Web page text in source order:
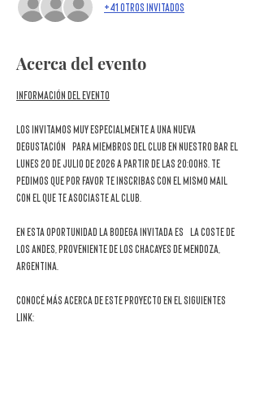
+41 otros invitados
Acerca del evento
Información del evento
Los invitamos muy especialmente a una nueva
DEGUSTACIÓN
para miembros del Club en nuestro bar el
lunes 20 de julio de 2026 a partir de las 20:00hs . Te
pedimos que por favor te inscribas con el mismo mail
con el que te asociaste al club.
En esta oportunidad la bodega invitada es La Coste de
Los Andes, proveniente de Los Chacayes de Mendoza,
Argentina.
Conocé más acerca de este proyecto en el siguientes
link: